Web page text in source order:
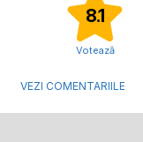
8.1
Votează
VEZI COMENTARIILE